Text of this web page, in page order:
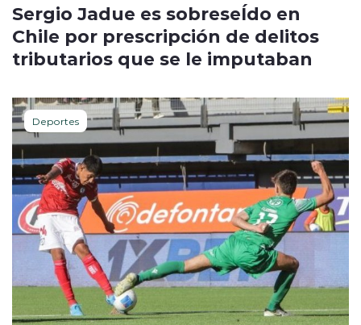
Sergio Jadue es sobreseÍdo en
Chile por prescripción de delitos
tributarios que se le imputaban
Deportes